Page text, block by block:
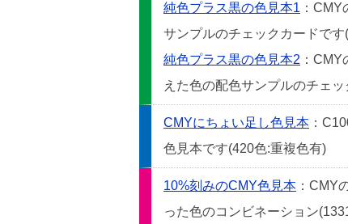
純色プラス黒の色見本1 ：
サンプルのチェックカードです
純色プラス黒の色見本2 ：
えた色の配色サンプルのチェ
CMYにちょい足し色見本 ：
色見本です(420色:重複色有)
10%刻みのCMY色見本 ：CMY
った色のコンビネーション